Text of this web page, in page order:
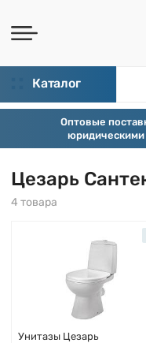
Каталог
Оптовые
юридическими
Цезарь
4 товара
Унитазы Цезарь